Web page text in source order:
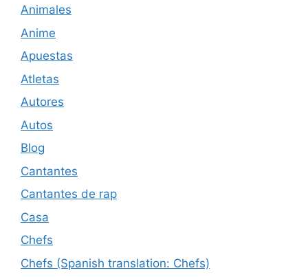
Animales
Anime
Apuestas
Atletas
Autores
Autos
Blog
Cantantes
Cantantes de rap
Casa
Chefs
Chefs (Spanish translation: Chefs)